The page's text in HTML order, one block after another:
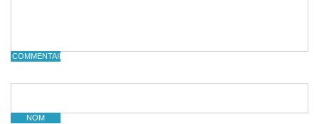
COMMENTAIRE
NOM